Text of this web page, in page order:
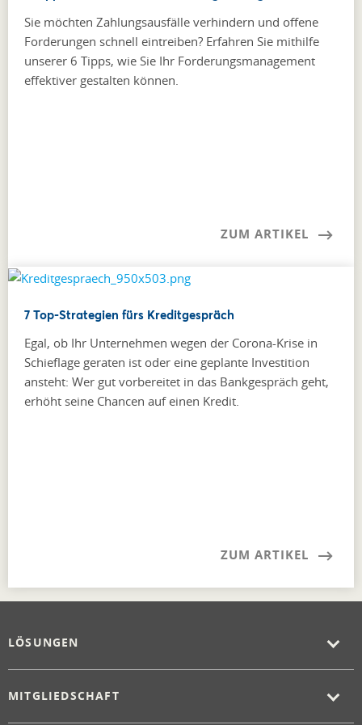
Sie möchten Zahlungsausfälle verhindern und offene
Forderungen schnell eintreiben? Erfahren Sie mithilfe
unserer 6 Tipps, wie Sie Ihr Forderungsmanagement
effektiver gestalten können.
ZUM ARTIKEL
7 Top-Strategien fürs Kreditgespräch
Egal, ob Ihr Unternehmen wegen der Corona-Krise in
Schieflage geraten ist oder eine geplante Investition
ansteht: Wer gut vorbereitet in das Bankgespräch geht,
erhöht seine Chancen auf einen Kredit.
ZUM ARTIKEL
LÖSUNGEN
MITGLIEDSCHAFT